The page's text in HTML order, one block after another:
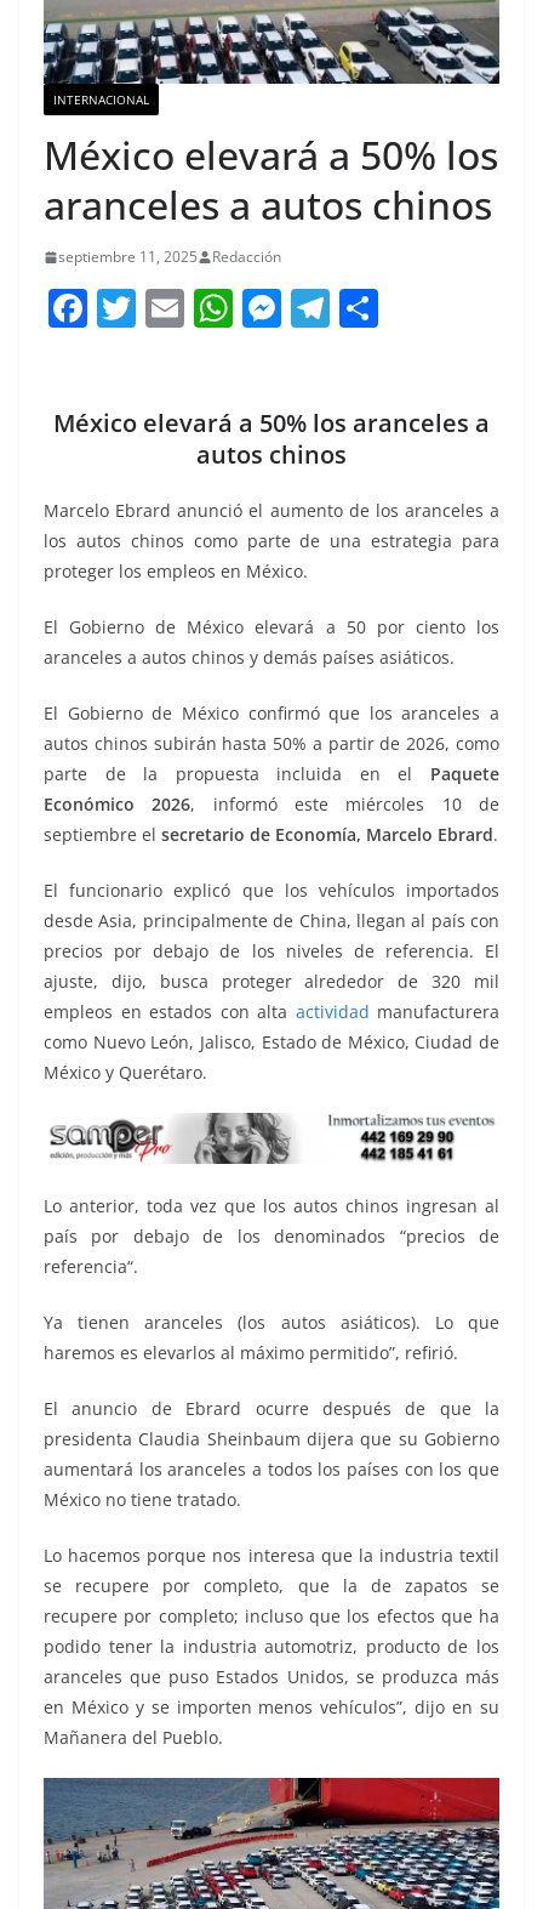
INTERNACIONAL
México elevará a 50% los
aranceles a autos chinos
septiembre 11, 2025 Redacción
F
e
o
o
k
T
er
E
l
W
s
A
p
p
M
e
n
g
er
T
gr
a
m
p
tir
México elevará a 50% los aranceles a
autos chinos
Marcelo Ebrard anunció el aumento de los aranceles a
los autos chinos como parte de una estrategia para
proteger los empleos en México.
El Gobierno de México elevará a 50 por ciento los
aranceles a autos chinos y demás países asiáticos.
El Gobierno de México confirmó que los aranceles a
autos chinos subirán hasta 50% a partir de 2026, como
parte de la propuesta incluida en el Paquete
Económico 2026, informó este miércoles 10 de
septiembre el secretario de Economía, Marcelo Ebrard.
El funcionario explicó que los vehículos importados
desde Asia, principalmente de China, llegan al país con
precios por debajo de los niveles de referencia. El
ajuste, dijo, busca proteger alrededor de 320 mil
empleos en estados con alta actividad manufacturera
como Nuevo León, Jalisco, Estado de México, Ciudad de
México y Querétaro.
Lo anterior, toda vez que los autos chinos ingresan al
país por debajo de los denominados “precios de
referencia“.
Ya tienen aranceles (los autos asiáticos). Lo que
haremos es elevarlos al máximo permitido”, refirió.
El anuncio de Ebrard ocurre después de que la
presidenta Claudia Sheinbaum dijera que su Gobierno
aumentará los aranceles a todos los países con los que
México no tiene tratado.
Lo hacemos porque nos interesa que la industria textil
se recupere por completo, que la de zapatos se
recupere por completo; incluso que los efectos que ha
podido tener la industria automotriz, producto de los
aranceles que puso Estados Unidos, se produzca más
en México y se importen menos vehículos”, dijo en su
Mañanera del Pueblo.